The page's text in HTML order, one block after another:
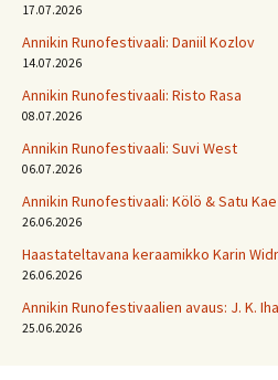
17.07.2026
Annikin Runofestivaali: Daniil Kozlov
14.07.2026
Annikin Runofestivaali: Risto Rasa
08.07.2026
Annikin Runofestivaali: Suvi West
06.07.2026
Annikin Runofestivaali: Kölö & Satu Kae
26.06.2026
Haastateltavana keraamikko Karin
26.06.2026
Annikin Runofestivaalien avaus: J. K.
25.06.2026